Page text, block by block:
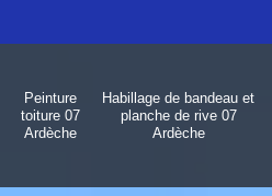
Peinture
toiture 07
Ardèche
Habillage de bandeau et
planche de rive 07
Ardèche